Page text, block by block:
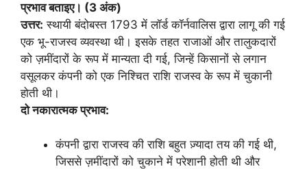
प्रभाव बताइए। (3 अंक)
उत्तर: स्थायी बंदोबस्त 1793 में लॉर्ड कॉर्नवालिस द्वारा लागू की गई
एक भू-राजस्व व्यवस्था थी। इसके तहत राजाओं और तालुकदारों
को ज़मींदारों के रूप में मान्यता दी गई, जिन्हें किसानों से लगान
वसूलकर कंपनी को एक निश्चित राशि राजस्व के रूप में चुकानी
होती थी।
दो नकारात्मक प्रभाव:
कंपनी द्वारा राजस्व की राशि बहुत ज़्यादा तय की गई थी,
जिससे ज़मींदारों को चुकाने में परेशानी होती थी और